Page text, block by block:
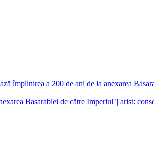
împlinirea a 200 de ani de la anexarea
Basarabiei de către Imperiul Ţarist: